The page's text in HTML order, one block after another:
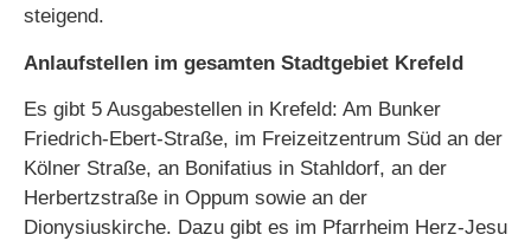
steigend.
Anlaufstellen im gesamten Stadtgebiet Krefeld
Es gibt 5 Ausgabestellen in Krefeld: Am Bunker
Friedrich-Ebert-Straße, im Freizeitzentrum Süd an der
Kölner Straße, an Bonifatius in Stahldorf, an der
Herbertzstraße in Oppum sowie an der
Dionysiuskirche. Dazu gibt es im Pfarrheim Herz-Jesu